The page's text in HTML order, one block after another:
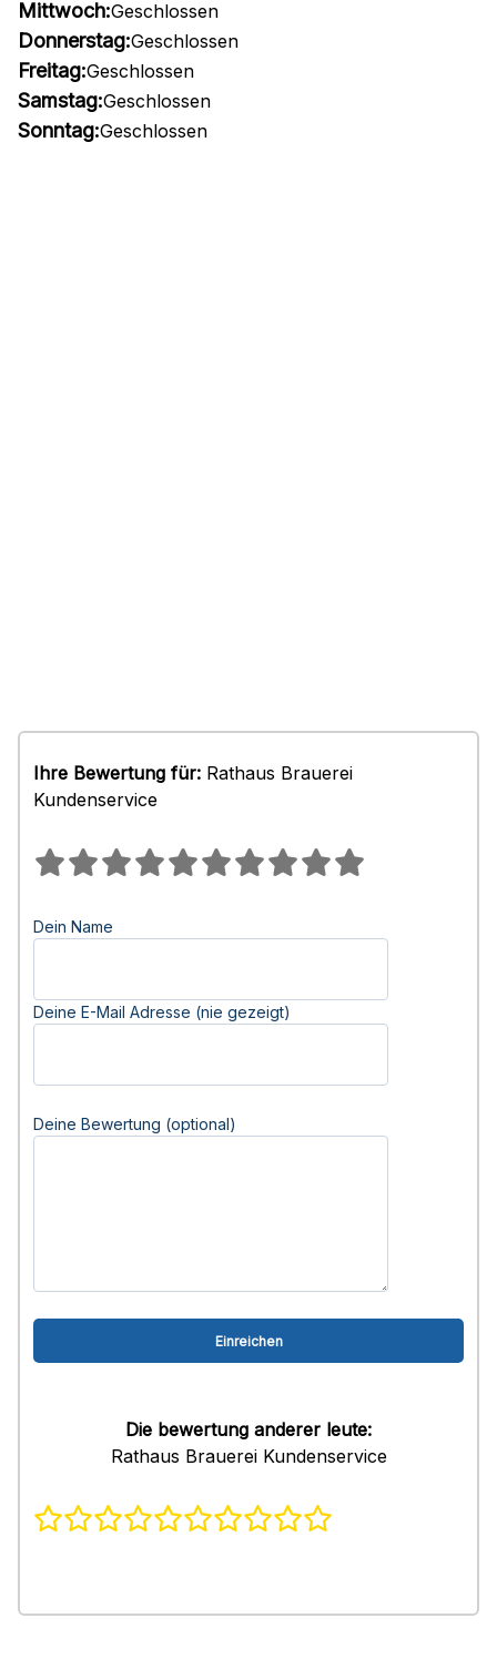
Mittwoch:Geschlossen
Donnerstag:Geschlossen
Freitag:Geschlossen
Samstag:Geschlossen
Sonntag:Geschlossen
Ihre Bewertung für: Rathaus Brauerei
Kundenservice
Dein Name
Deine E-Mail Adresse (nie gezeigt)
Deine Bewertung (optional)
Die bewertung anderer leute:
Rathaus Brauerei Kundenservice